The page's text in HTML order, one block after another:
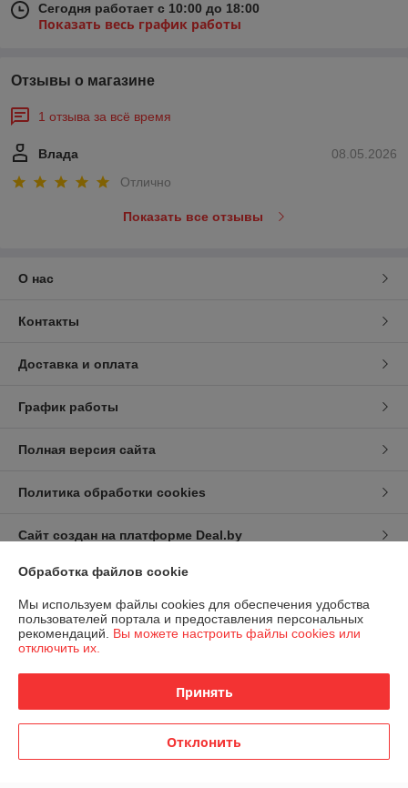
Сегодня работает с 10:00 до 18:00
Показать весь график работы
Отзывы о магазине
1 отзыва за всё время
08.05.2026
Влада
Отлично
Показать все отзывы
О нас
Контакты
Доставка и оплата
График работы
Полная версия сайта
Политика обработки cookies
Сайт создан на платформе Deal.by
Информация для покупателя
Общество с ограниченной ответственностью
223034, РБ, Минская обл., Минский р/н, Петришковский с/с, р/н д.
Кирши, Админ.-произ. здание с гар.
Обработка файлов cookie
Мы используем файлы cookies для обеспечения удобства
пользователей портала и предоставления персональных
рекомендаций. Вы можете настроить файлы cookies или
отключить их.
Принять
Отклонить